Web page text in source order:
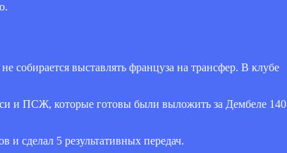
собирается выставлять француза на трансфер. В клубе
и ПСЖ, которые готовы были выложить за Дембеле 140
и сделал 5 результативных передач.